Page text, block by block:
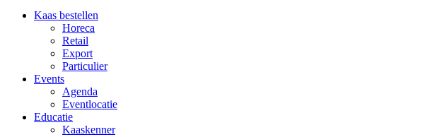
Kaas bestellen
Horeca
Retail
Export
Particulier
Events
Agenda
Eventlocatie
Educatie
Kaaskenner